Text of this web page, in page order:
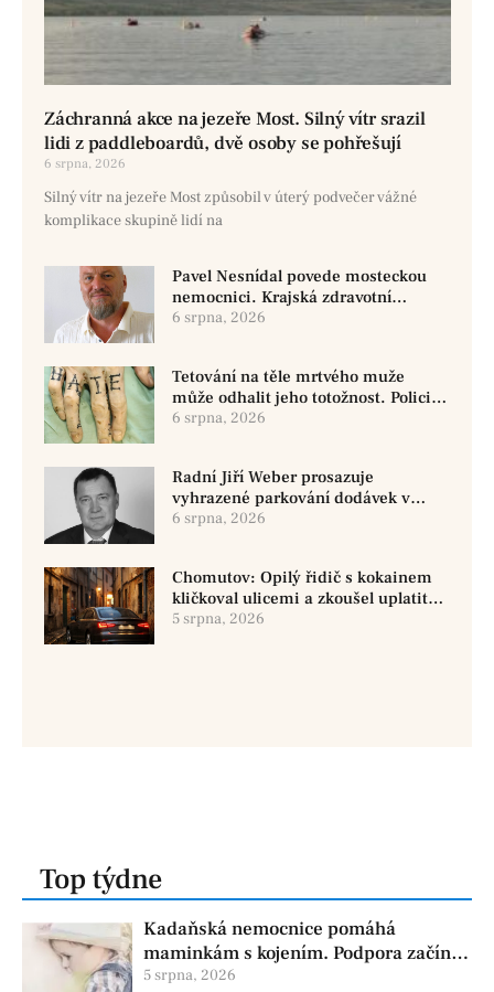
Záchranná akce na jezeře Most. Silný vítr srazil
lidi z paddleboardů, dvě osoby se pohřešují
6 srpna, 2026
Silný vítr na jezeře Most způsobil v úterý podvečer vážné
komplikace skupině lidí na
Pavel Nesnídal povede mosteckou
nemocnici. Krajská zdravotní
oznámila změnu ve vedení
6 srpna, 2026
Tetování na těle mrtvého muže
může odhalit jeho totožnost. Policie
žádá o pomoc
6 srpna, 2026
Radní Jiří Weber prosazuje
vyhrazené parkování dodávek v
Chomutově
6 srpna, 2026
Chomutov: Opilý řidič s kokainem
kličkoval ulicemi a zkoušel uplatit
policisty
5 srpna, 2026
Top týdne
Kadaňská nemocnice pomáhá
maminkám s kojením. Podpora začíná
už před porodem
5 srpna, 2026